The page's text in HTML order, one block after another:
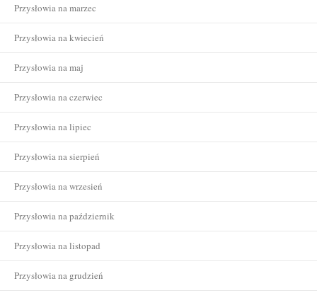
Przysłowia na marzec
Przysłowia na kwiecień
Przysłowia na maj
Przysłowia na czerwiec
Przysłowia na lipiec
Przysłowia na sierpień
Przysłowia na wrzesień
Przysłowia na październik
Przysłowia na listopad
Przysłowia na grudzień